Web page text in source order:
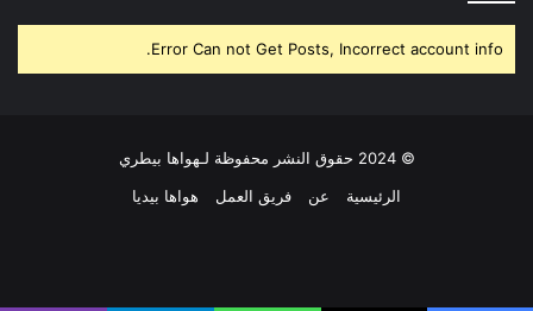
Error Can not Get Posts, Incorrect account info.
© 2024 حقوق النشر محفوظة لـهواها بيطري
الرئيسية
عن فريق العمل هواها بيديا